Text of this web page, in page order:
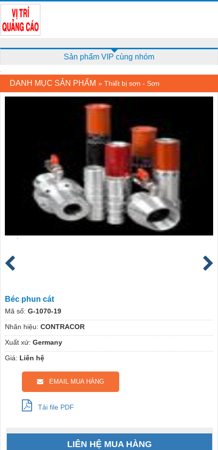
Sản phẩm VIP cùng nhóm
DANH MỤC SẢN PHẨM » Thiết bị sơn - Sơn
Béc phun cát
Mã số: G-1070-19
Nhãn hiệu: CONTRACOR
Xuất xứ: Germany
Giá: Liên hệ
EMAIL MUA HÀNG
Tải file PDF
LIÊN HỆ MUA HÀNG